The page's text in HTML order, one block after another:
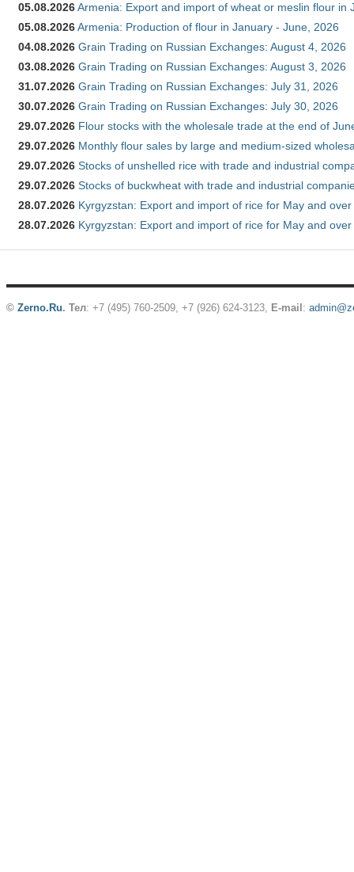
05.08.2026Armenia: Export and import of wheat or meslin flour in
05.08.2026Armenia: Production of flour in January - June, 2026
04.08.2026 Grain Trading on Russian Exchanges: August 4, 2026
03.08.2026 Grain Trading on Russian Exchanges: August 3, 2026
31.07.2026 Grain Trading on Russian Exchanges: July 31, 2026
30.07.2026 Grain Trading on Russian Exchanges: July 30, 2026
29.07.2026 Flour stocks with the wholesale trade at the end of
29.07.2026 Monthly flour sales by large and medium-sized
29.07.2026 Stocks of unshelled rice with trade and industrial
29.07.2026 Stocks of buckwheat with trade and industrial
28.07.2026 Kyrgyzstan: Export and import of rice for May and
28.07.2026 Kyrgyzstan: Export and import of rice for May and
© Zerno.Ru. Тел: +7 (495) 760-2509, +7 (926) 624-3123, E-mail :